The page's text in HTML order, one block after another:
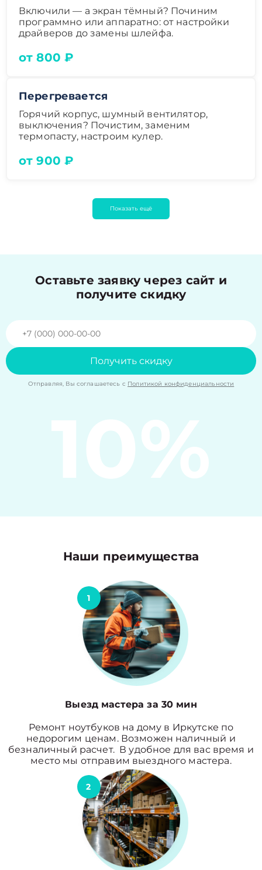
Включили — а экран тёмный? Починим
программно или аппаратно: от настройки
драйверов до замены шлейфа.
от 800 ₽
Перегревается
Горячий корпус, шумный вентилятор,
выключения? Почистим, заменим
термопасту, настроим кулер.
от 900 ₽
Показать ещё
Оставьте заявку через сайт и
получите скидку
Получить скидку
Отправляя, Вы соглашаетесь с Политикой конфиденциальности
10%
Наши преимущества
1
Выезд мастера за 30 мин
Ремонт ноутбуков на дому в Иркутске по
недорогим ценам. Возможен наличный и
безналичный расчет. В удобное для вас время и
место мы отправим выездного мастера.
2